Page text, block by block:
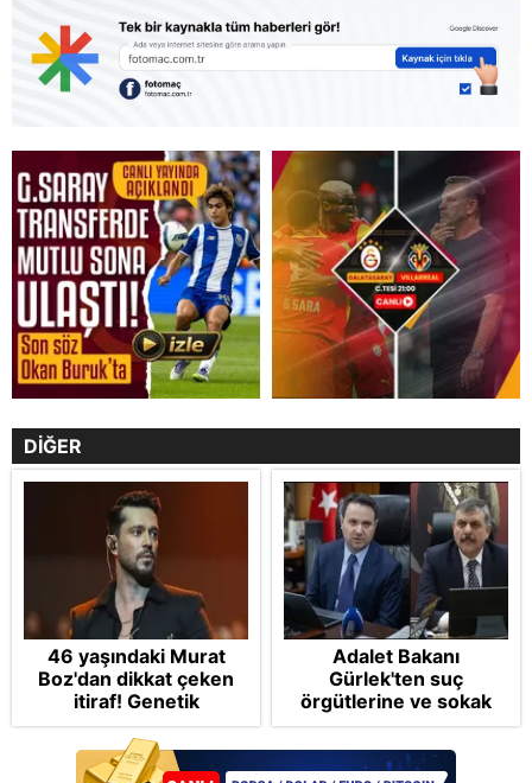
DİĞER
46 yaşındaki Murat
Boz'dan dikkat çeken
itiraf! Genetik
korkusunu açıkladı
Adalet Bakanı
Gürlek'ten suç
örgütlerine ve sokak
çetelerine net mesaj:
"Devlet tepenize
binecek"